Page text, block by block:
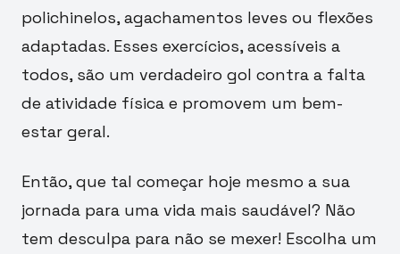
polichinelos, agachamentos leves ou flexões
adaptadas. Esses exercícios, acessíveis a
todos, são um verdadeiro gol contra a falta
de atividade física e promovem um bem-
estar geral.
Então, que tal começar hoje mesmo a sua
jornada para uma vida mais saudável? Não
tem desculpa para não se mexer! Escolha um